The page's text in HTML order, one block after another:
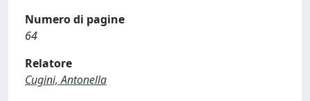
Numero di pagine
64
Relatore
Cugini, Antonella